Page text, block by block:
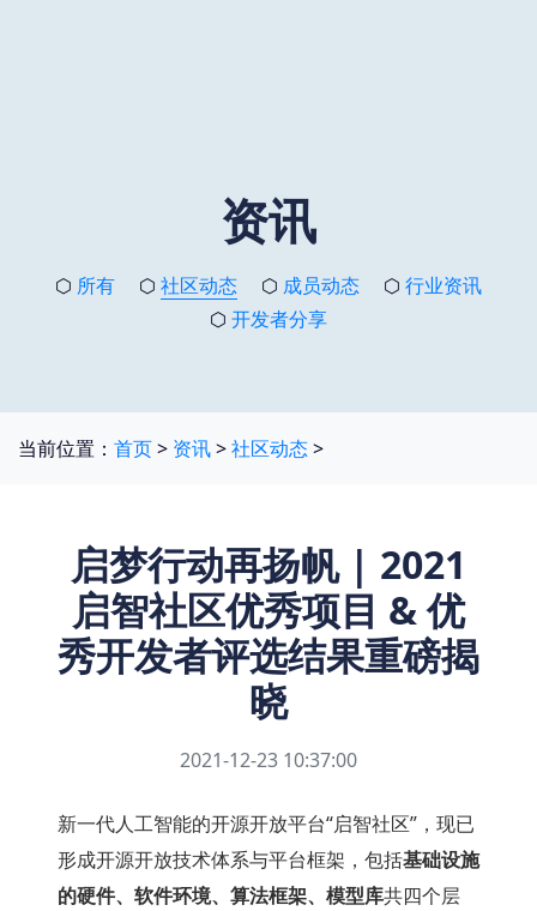
资讯
⬡ 所有 ⬡ 社区动态 ⬡ 成员动态 ⬡ 行业资讯
⬡ 开发者分享
当前位置： 首页> 资讯>社区动态>
启梦行动再扬帆 | 2021
启智社区优秀项目 & 优
秀开发者评选结果重磅揭
晓
2021-12-23 10:37:00
新一代人工智能的开源开放平台“启智社区”，现已
形成开源开放技术体系与平台框架，包括基础设施
的硬件、软件环境、算法框架、模型库共四个层